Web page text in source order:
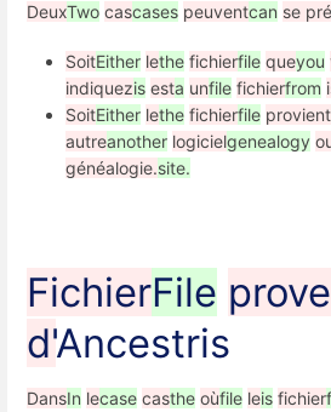
DeuxTwo cascases peuventcan se
SoitEither lethe fichierfile queyou
indiquezis esta unfile fichierfrom
SoitEither lethe fichierfile provient
autreanother logicielgenealogy
généalogie.site.
FichierFile
d'Ancestris
DansIn lecase casthe oùfile leis fichier